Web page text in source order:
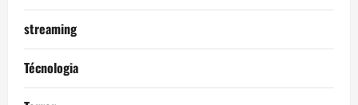
streaming
Técnologia